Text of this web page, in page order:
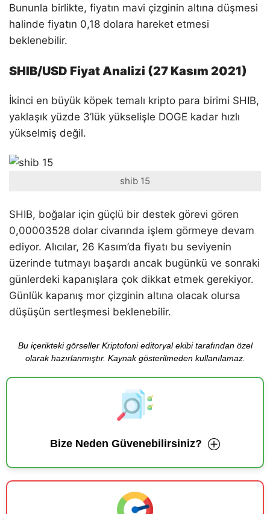
Bununla birlikte, fiyatın mavi çizginin altına düşmesi
halinde fiyatın 0,18 dolara hareket etmesi
beklenebilir.
SHIB/USD Fiyat Analizi (27 Kasım 2021)
İkinci en büyük köpek temalı kripto para birimi SHIB,
yaklaşık yüzde 3’lük yükselişle DOGE kadar hızlı
yükselmiş değil.
shib 15
SHIB, boğalar için güçlü bir destek görevi gören
0,00003528 dolar civarında işlem görmeye devam
ediyor. Alıcılar, 26 Kasım’da fiyatı bu seviyenin
üzerinde tutmayı başardı ancak bugünkü ve sonraki
günlerdeki kapanışlara çok dikkat etmek gerekiyor.
Günlük kapanış mor çizginin altına olacak olursa
düşüşün sertleşmesi beklenebilir.
Bu içerikteki görseller Kriptofoni editoryal ekibi tarafından özel
olarak hazırlanmıştır. Kaynak gösterilmeden kullanılamaz.
Bize Neden Güvenebilirsiniz?